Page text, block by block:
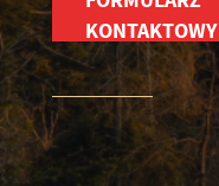
KONTAKTOWY